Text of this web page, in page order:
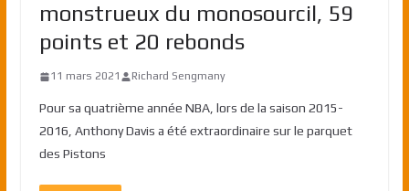
monstrueux du monosourcil, 59
points et 20 rebonds
11 mars 2021 Richard Sengmany
Pour sa quatrième année NBA, lors de la saison 2015-
2016, Anthony Davis a été extraordinaire sur le parquet
des Pistons